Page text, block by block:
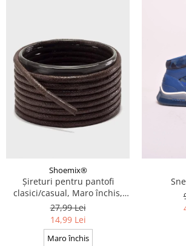
Shoemix®
Șireturi pentru pantofi
clasici/casual, Maro închis,
Cerate, Calitate premium, 110
cm x 0.3 cm
27,99 Lei
14,99 Lei
Maro închis